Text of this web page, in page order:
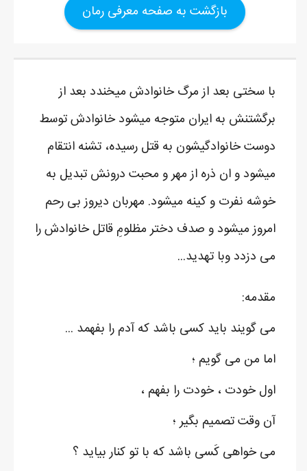
بازگشت به صفحه معرفی رمان
با سختی بعد از مرگ خانوادش میخندد بعد از
برگشتنش به ایران متوجه میشود خانوادش توسط
دوست خانوادگیشون به قتل رسیده، تشنه انتقام
میشود و ان ذره از مهر و محبت درونش تبدیل به
خوشه نفرت و کینه میشود. مهربان دیروز بی رحم
امروز میشود و صدف دختر مظلومِ قاتل خانوادش را
می دزدد وبا تهدید...
مقدمه:
می گویند باید کسی باشد که آدم را بفهمد ...
اما من می گویم ؛
اول خودت ، خودت را بفهم ،
آن وقت تصمیم بگیر ؛
می خواهی کَسی باشد که با تو کنار بیاید ؟